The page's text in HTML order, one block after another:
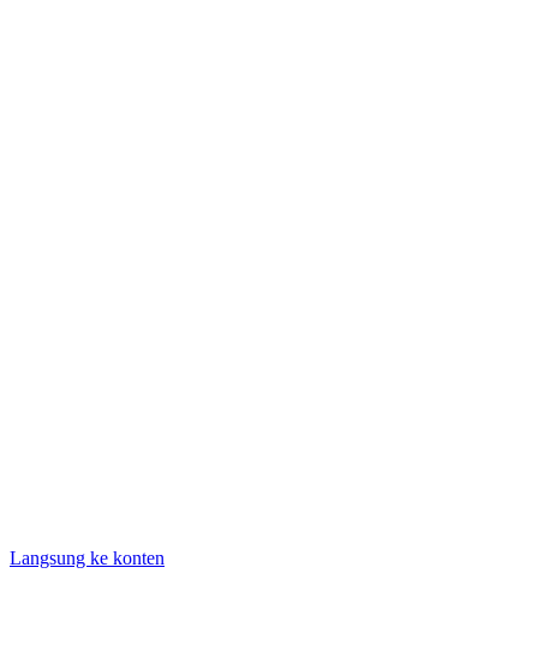
Langsung ke konten